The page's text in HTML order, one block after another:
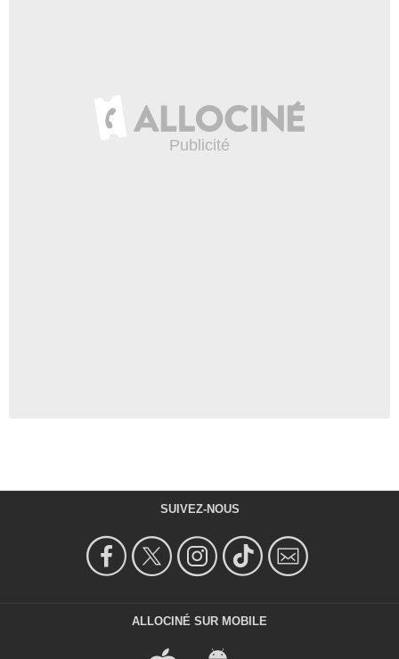
SUIVEZ-NOUS
ALLOCINÉ SUR MOBILE